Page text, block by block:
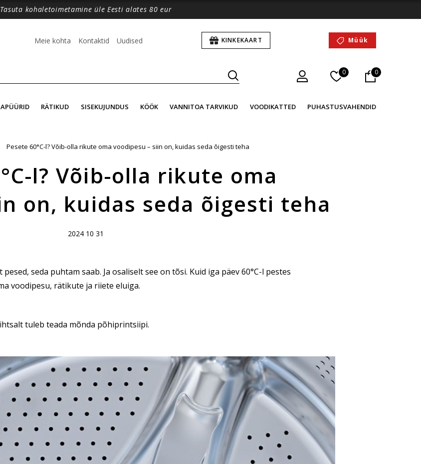
Tasuta kohaletoimetamine üle Eesti alates 80 eur
Meie kohta Kontaktid Uudised KINKEKAART Müük
0 0
RÄTIKUD SISEKUJUNDUS KÖÖK VANNITOA TARVIKUD VOODIKATTED PUHASTUSVAHENDID
Pesete 60°C-l? Võib-olla rikute oma voodipesu – siin on, kuidas seda õigesti teha
l? Võib-olla rikute oma
on, kuidas seda õigesti teha
2024 10 31
seda puhtam saab. Ja osaliselt see on tõsi. Kuid iga päev 60°C-l pestes
voodipesu, rätikute ja riiete eluiga.
tuleb teada mõnda põhiprintsiipi.